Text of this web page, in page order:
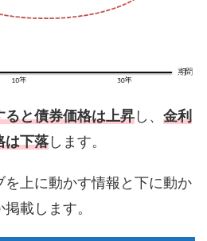
ると債券価格は上昇し、 金利
は下落します。
上に動かす情報と下に動か
載します。